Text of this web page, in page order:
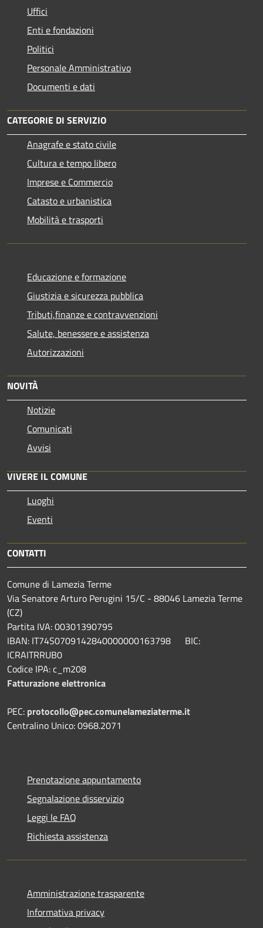
Uffici
Enti e fondazioni
Politici
Personale Amministrativo
Documenti e dati
CATEGORIE DI SERVIZIO
Anagrafe e stato civile
Cultura e tempo libero
Imprese e Commercio
Catasto e urbanistica
Mobilità e trasporti
Educazione e formazione
Giustizia e sicurezza pubblica
Tributi,finanze e contravvenzioni
Salute, benessere e assistenza
Autorizzazioni
NOVITÀ
Notizie
Comunicati
Avvisi
VIVERE IL COMUNE
Luoghi
Eventi
CONTATTI
Comune di Lamezia Terme
Via Senatore Arturo Perugini 15/C - 88046 Lamezia Terme
(CZ)
Partita IVA: 00301390795
IBAN: IT74S0709142840000000163798 BIC:
ICRAITRRUB0
Codice IPA: c_m208
Fatturazione elettronica
PEC: protocollo@pec.comunelameziaterme.it
Centralino Unico: 0968.2071
Prenotazione appuntamento
Segnalazione disservizio
Leggi le FAQ
Richiesta assistenza
Amministrazione trasparente
Informativa privacy